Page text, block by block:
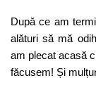
După ce am
alături să mă
am plecat acasă
făcusem! Și